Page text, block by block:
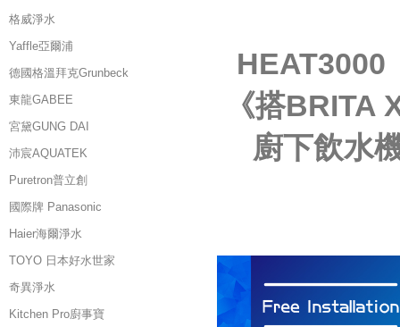
格威淨水
Yaffle亞爾浦
德國格溫拜克Grunbeck
東龍GABEE
宮黛GUNG DAI
沛宸AQUATEK
Puretron普立創
國際牌 Panasonic
Haier海爾淨水
TOYO 日本好水世家
奇異淨水
Kitchen Pro廚事寶
HEAT3000
《搭BRITA
廚下飲水